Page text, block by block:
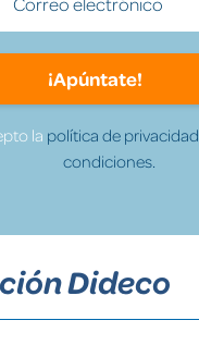
¡Apúntate!
la política de privacidad
condiciones.
Dideco